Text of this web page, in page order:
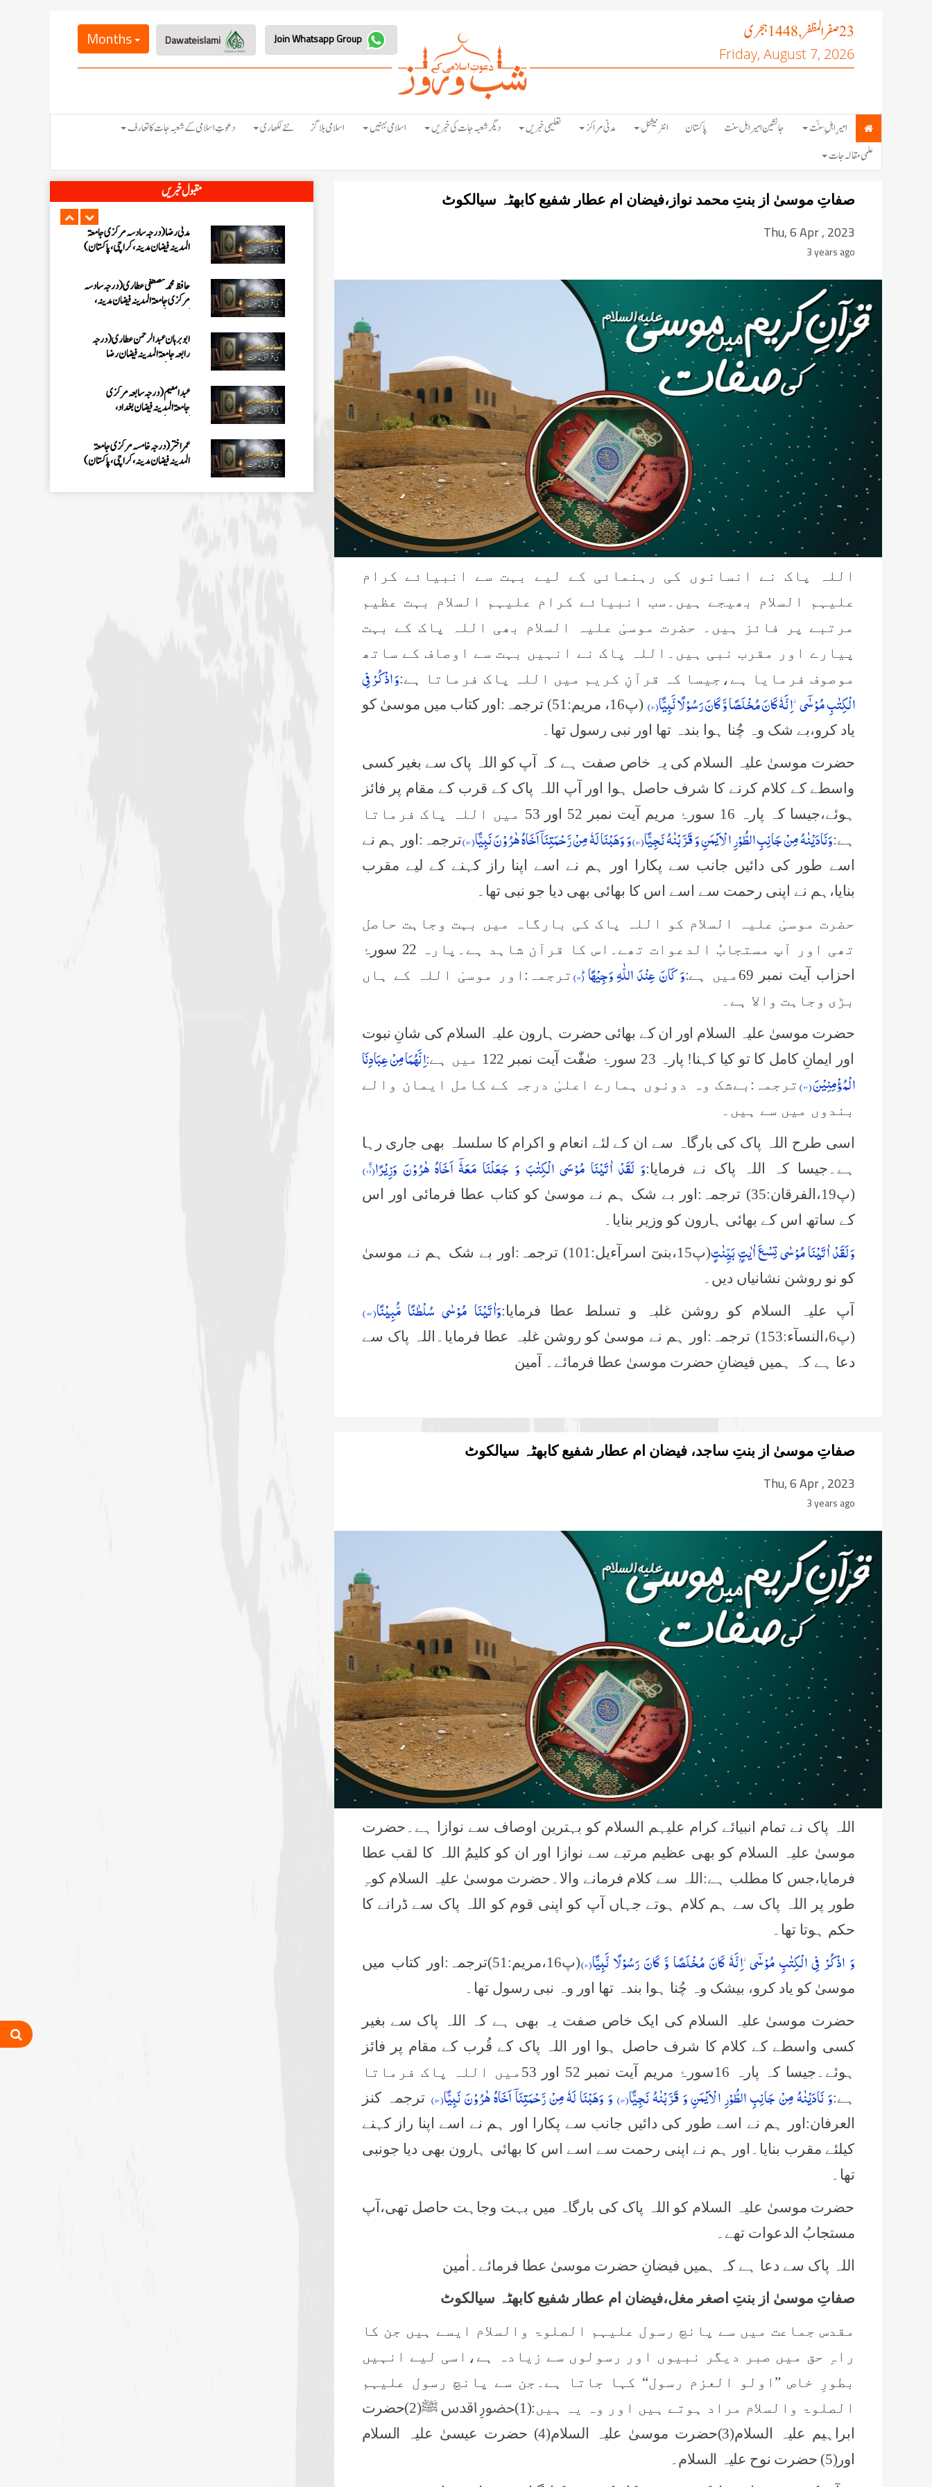
23صفر المظفر, 1448 ہجری
Friday, August 7, 2026
Months
امیرِ اہلِ سنّت جانشین امیر اہل سنت پاکستان انٹرنیشنل مدنی مراکز تعلیمی خبریں دیگر شعبہ جات کی خبریں اسلامی بہنیں اسلامی بلاگز نئے لکھاری
دعوتِ اسلامی کے شعبہ جات کا تعارف
علمی مقالہ جات
صفاتِ موسیٰ از بنتِ محمد نواز،فیضان ام عطار شفیع کابھٹہ سیالکوٹ
Thu, 6 Apr , 2023
3 years ago
اللہ پاک نے انسانوں کی رہنمائی کے لیے بہت سے انبیائے کرام
علیہم السلام بھیجے ہیں۔سب انبیائے کرام علیہم السلام بہت عظیم
مرتبے پر فائز ہیں۔ حضرت موسیٰ علیہ السلام بھی اللہ پاک کے بہت
پیارے اور مقرب نبی ہیں۔اللہ پاک نے انہیں بہت سے اوصاف کے ساتھ
موصوف فرمایا ہے،جیسا کہ قرآنِ کریم میں اللہ پاک فرماتا ہے:وَ اذْكُرْ فِی
الْكِتٰبِ مُوْسٰۤى٘-اِنَّهٗ كَانَ مُخْلَصًا وَّ كَانَ رَسُوْلًا نَّبِیًّا(۵۱)
(پ16، مریم:51) ترجمہ:اور کتاب میں موسیٰ کو
یاد کرو،بے شک وہ چُنا ہوا بندہ تھا اور نبی رسول تھا۔
حضرت موسیٰ علیہ السلام کی یہ خاص صفت ہے کہ آپ کو اللہ پاک سے بغیر کسی
واسطے کے کلام کرنے کا شرف حاصل ہوا اور آپ اللہ پاک کے قرب کے مقام پر فائز
ہوئے،جیسا کہ پارہ 16 سورۂ مریم آیت نمبر 52 اور 53 میں اللہ پاک فرماتا
ہے:وَنَادَیْنٰهُ مِنْ جَانِبِ الطُّوْرِ الْاَیْمَنِ وَ قَرَّبْنٰهُ نَجِیًّا(۵۲)وَ وَهَبْنَا لَهٗ مِنْ رَّحْمَتِنَاۤ اَخَاهُ هٰرُوْنَ نَبِیًّا(۵۳) ترجمہ:اور ہم نے
اسے طور کی دائیں جانب سے پکارا اور ہم نے اسے اپنا راز کہنے کے لیے مقرب
بنایا،ہم نے اپنی رحمت سے اسے اس کا بھائی بھی دیا جو نبی تھا۔
حضرت موسیٰ علیہ السلام کو اللہ پاک کی بارگاہ میں بہت وجاہت حاصل
تھی اور آپ مستجابُ الدعوات تھے۔اس کا قرآن شاہد ہے۔پارہ 22 سورۂ
احزاب آیت نمبر 69میں ہے:
وَ كَانَ عِنْدَ اللّٰهِ وَجِیْهًاؕ (۶۹) ترجمہ:اور موسیٰ اللہ کے ہاں
بڑی وجاہت والا ہے۔
حضرت موسیٰ علیہ السلام اور ان کے بھائی حضرت ہارون علیہ السلام کی شانِ نبوت
اور ایمانِ کامل کا تو کیا کہنا! پارہ 23 سورۂ صٰفّٰت آیت نمبر 122 میں ہے:
اِنَّهُمَا مِنْ عِبَادِنَا
الْمُؤْمِنِیْنَ (۱۲۲) ترجمہ:بےشک وہ دونوں ہمارے اعلیٰ درجہ کے کامل ایمان والے
بندوں میں سے ہیں۔
اسی طرح اللہ پاک کی بارگاہ سے ان کے لئے انعام و اکرام کا سلسلہ بھی جاری رہا
ہے۔جیسا کہ اللہ پاک نے فرمایا:وَ لَقَدْ اٰتَیْنَا مُوْسَى الْكِتٰبَ وَ جَعَلْنَا مَعَهٗۤ اَخَاهُ هٰرُوْنَ وَزِیْرًاۚۖ(۳۵)
(پ19،الفرقان:35) ترجمہ:اور بے شک ہم نے موسیٰ کو کتاب عطا فرمائی اور اس
کے ساتھ اس کے بھائی ہارون کو وزیر بنایا۔
وَلَقَدْ اٰتَیْنَا مُوْسٰى تِسْعَ اٰیٰتٍۭ بَیِّنٰتٍ
(پ15،بنیٓ اسرآءیل:101) ترجمہ:اور بے شک ہم نے موسیٰ
کو نو روشن نشانیاں دیں۔
آپ علیہ السلام کو روشن غلبہ و تسلط عطا فرمایا:وَاٰتَیْنَا مُوْسٰى سُلْطٰنًا مُّبِیْنًا(۱۵۳)
(پ6،النسآء:153) ترجمہ:اور ہم نے موسیٰ کو روشن غلبہ عطا فرمایا۔اللہ پاک سے
دعا ہے کہ ہمیں فیضانِ حضرت موسیٰ عطا فرمائے۔ آمین
صفاتِ موسیٰ از بنتِ ساجد، فیضان ام عطار شفیع کابھٹہ سیالکوٹ
Thu, 6 Apr , 2023
3 years ago
اللہ پاک نے تمام انبیائے کرام علیہم السلام کو بہترین اوصاف سے نوازا ہے۔حضرت
موسیٰ علیہ السلام کو بھی عظیم مرتبے سے نوازا اور ان کو کلیمُ اللہ کا لقب عطا
فرمایا،جس کا مطلب ہے:اللہ سے کلام فرمانے والا۔حضرت موسیٰ علیہ السلام کوہِ
طور پر اللہ پاک سے ہم کلام ہوتے جہاں آپ کو اپنی قوم کو اللہ پاک سے ڈرانے کا
حکم ہوتا تھا۔
وَ اذْكُرْ فِی الْكِتٰبِ مُوْسٰۤى٘-اِنَّهٗ كَانَ مُخْلَصًا وَّ كَانَ رَسُوْلًا نَّبِیًّا(۵۱)(پ16،مریم:51)ترجمہ:
اور کتاب میں
موسیٰ کو یاد کرو، بیشک وہ چُنا ہوا بندہ تھا اور وہ نبی رسول تھا۔
حضرت موسیٰ علیہ السلام کی ایک خاص صفت یہ بھی ہے کہ اللہ پاک سے بغیر
کسی واسطے کے کلام کا شرف حاصل ہوا اور اللہ پاک کے قُرب کے مقام پر فائز
ہوئے۔جیسا کہ پارہ 16سورۂ مریم آیت نمبر 52 اور 53میں اللہ پاک فرماتا
ہے:وَ نَادَیْنٰهُ مِنْ جَانِبِ الطُّوْرِ الْاَیْمَنِ وَ قَرَّبْنٰهُ نَجِیًّا(۵۲) وَ وَهَبْنَا لَهٗ مِنْ رَّحْمَتِنَاۤ اَخَاهُ هٰرُوْنَ نَبِیًّا(۵۳) ترجمہ کنز
العرفان:اور ہم نے اسے طور کی دائیں جانب سے پکارا اور ہم نے اسے اپنا راز کہنے
کیلئے مقرب بنایا۔اور ہم نے اپنی رحمت سے اسے اس کا بھائی ہارون بھی دیا جونبی
تھا۔
حضرت موسیٰ علیہ السلام کو اللہ پاک کی بارگاہ میں بہت وجاہت حاصل تھی،آپ
مستجابُ الدعوات تھے۔
اللہ پاک سے دعا ہے کہ ہمیں فیضانِ حضرت موسیٰ عطا فرمائے۔اٰمین
صفاتِ موسیٰ از بنتِ اصغر مغل،فیضان ام عطار شفیع کابھٹہ سیالکوٹ
مقدس جماعت میں سے پانچ رسول علیہم الصلوۃ والسلام ایسے ہیں جن کا
راہِ حق میں صبر دیگر نبیوں اور رسولوں سے زیادہ ہے،اسی لیے انہیں
بطورِ خاص ”اولو العزم رسول“ کہا جاتا ہے۔جن سے پانچ رسول علیہم
الصلوۃ والسلام مراد ہوتے ہیں اور وہ یہ ہیں:(1)حضورِ اقدس ﷺ(2)حضرت
ابراہیم علیہ السلام(3)حضرت موسیٰ علیہ السلام(4) حضرت عیسیٰ علیہ السلام
اور(5) حضرت نوح علیہ السلام۔
مقبول خبریں
عبدالرؤف (درجہ سابعہ جامعۃ المدینہ
فیضان بغداد ،کراچی،پاکستان)
عبد الرسول (درجہ خامسہ مرکزی جامعۃ
مدنی رضا(درجہ سادسہ مرکز ی جامعۃ
حافظ محمد مصطفٰی عطاری (درجہ سادسہ
مرکزی جامعۃالمدينہ فیضان مدینہ،
ابو برہان عبدالرحمن عطاری (درجہ
رابعہ جامعۃالمدینہ فیضان رضا
عبدالمقیم (درجہ سابعہ مرکزی
جامعۃالمدینہ فیضان بغداد،
عمر اختر (درجہ خامسہ مرکزی جامعۃ
المدینہ فیضان مدینہ ،کراچی،پاکستان)
محمد وقاص (مرکزی جامعۃ المدینہ
فیضان مدینہ،کراچی ،پاکستان)
محمد سعد عمران (درجہ عالیہ مرکزی جامعۃ
المدینہ فیضانِ مدینہ ،کراچی ،پاکستان)